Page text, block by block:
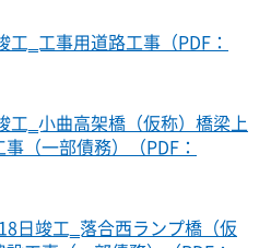
‗工事用道路工事（PDF：
工‗小曲高架橋（仮称）橋梁上
（一部債務）（PDF：
日竣工‗落合西ランプ橋（仮